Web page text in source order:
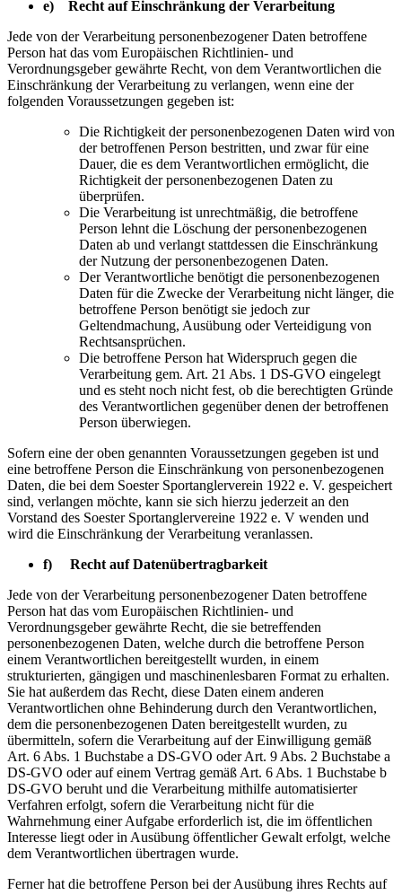
e) Recht auf Einschränkung der Verarbeitung
Jede von der Verarbeitung personenbezogener Daten betroffene
Person hat das vom Europäischen Richtlinien- und
Verordnungsgeber gewährte Recht, von dem Verantwortlichen die
Einschränkung der Verarbeitung zu verlangen, wenn eine der
folgenden Voraussetzungen gegeben ist:
Die Richtigkeit der personenbezogenen Daten wird von
der betroffenen Person bestritten, und zwar für eine
Dauer, die es dem Verantwortlichen ermöglicht, die
Richtigkeit der personenbezogenen Daten zu
überprüfen.
Die Verarbeitung ist unrechtmäßig, die betroffene
Person lehnt die Löschung der personenbezogenen
Daten ab und verlangt stattdessen die Einschränkung
der Nutzung der personenbezogenen Daten.
Der Verantwortliche benötigt die personenbezogenen
Daten für die Zwecke der Verarbeitung nicht länger, die
betroffene Person benötigt sie jedoch zur
Geltendmachung, Ausübung oder Verteidigung von
Rechtsansprüchen.
Die betroffene Person hat Widerspruch gegen die
Verarbeitung gem. Art. 21 Abs. 1 DS-GVO eingelegt
und es steht noch nicht fest, ob die berechtigten Gründe
des Verantwortlichen gegenüber denen der betroffenen
Person überwiegen.
Sofern eine der oben genannten Voraussetzungen gegeben ist und
eine betroffene Person die Einschränkung von personenbezogenen
Daten, die bei dem Soester Sportanglerverein 1922 e. V. gespeichert
sind, verlangen möchte, kann sie sich hierzu jederzeit an den
Vorstand des Soester Sportanglervereine 1922 e. V wenden und
wird die Einschränkung der Verarbeitung veranlassen.
f) Recht auf Datenübertragbarkeit
Jede von der Verarbeitung personenbezogener Daten betroffene
Person hat das vom Europäischen Richtlinien- und
Verordnungsgeber gewährte Recht, die sie betreffenden
personenbezogenen Daten, welche durch die betroffene Person
einem Verantwortlichen bereitgestellt wurden, in einem
strukturierten, gängigen und maschinenlesbaren Format zu erhalten.
Sie hat außerdem das Recht, diese Daten einem anderen
Verantwortlichen ohne Behinderung durch den Verantwortlichen,
dem die personenbezogenen Daten bereitgestellt wurden, zu
übermitteln, sofern die Verarbeitung auf der Einwilligung gemäß
Art. 6 Abs. 1 Buchstabe a DS-GVO oder Art. 9 Abs. 2 Buchstabe a
DS-GVO oder auf einem Vertrag gemäß Art. 6 Abs. 1 Buchstabe b
DS-GVO beruht und die Verarbeitung mithilfe automatisierter
Verfahren erfolgt, sofern die Verarbeitung nicht für die
Wahrnehmung einer Aufgabe erforderlich ist, die im öffentlichen
Interesse liegt oder in Ausübung öffentlicher Gewalt erfolgt, welche
dem Verantwortlichen übertragen wurde.
Ferner hat die betroffene Person bei der Ausübung ihres Rechts auf